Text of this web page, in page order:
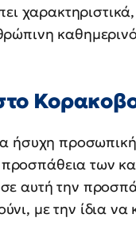
ήσυχη
των
αυτή την
με την ίδια να